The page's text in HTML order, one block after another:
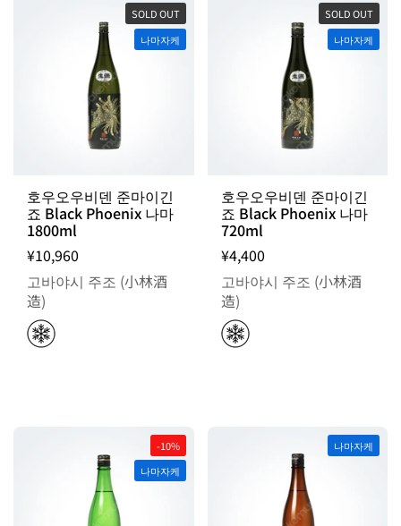
호우오우비덴 준마이긴
죠 Black Phoenix 나마
1800ml
¥10,960
고바야시 주조 (小林酒
造)
SOLD OUT
나마자케
호우오우비덴 준마이긴
죠 Black Phoenix 나마
720ml
¥4,400
고바야시 주조 (小林酒
造)
SOLD OUT
나마자케
-10%
나마자케
나마자케